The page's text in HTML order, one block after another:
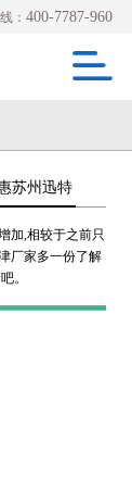
：400-7787-960
苏州迅特
加,相较于之前只
厂家多一份了解
。